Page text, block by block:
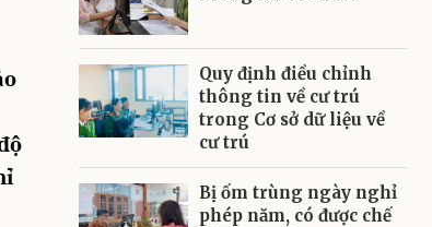
Quy định điều chỉnh
thông tin về cư trú
trong Cơ sở dữ liệu về
cư trú
Bị ốm trùng ngày nghỉ
phép năm, có được chế
Gửi